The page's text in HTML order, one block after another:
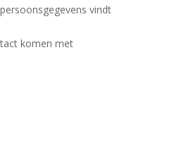
vindt
komen met